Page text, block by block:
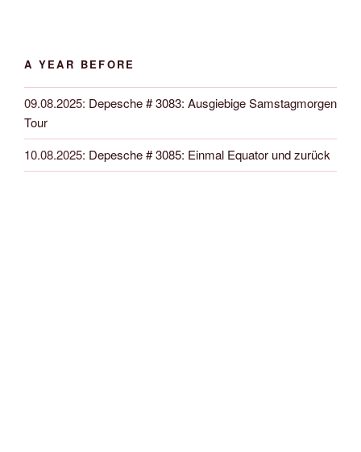
A YEAR BEFORE
09.08.2025: Depesche # 3083: Ausgiebige Samstagmorgen
Tour
10.08.2025: Depesche # 3085: Einmal Equator und zurück